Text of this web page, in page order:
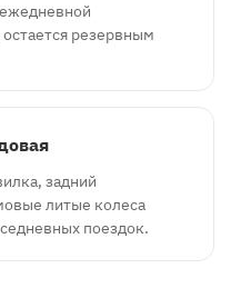
резервным
задний
литые колеса
поездок.